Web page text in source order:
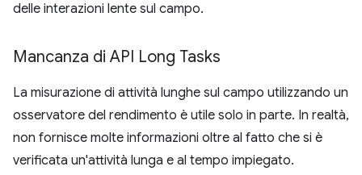
delle interazioni lente sul campo.
Mancanza di API Long Tasks
La misurazione di attività lunghe sul campo utilizzando un
osservatore del rendimento è utile solo in parte. In realtà,
non fornisce molte informazioni oltre al fatto che si è
verificata un'attività lunga e al tempo impiegato.